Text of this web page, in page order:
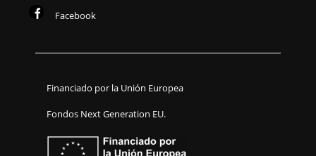
Facebook
Financiado por la Unión Europea
Fondos Next Generation EU.